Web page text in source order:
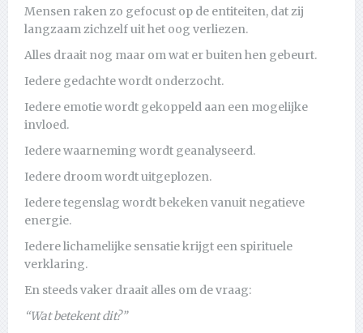
Mensen raken zo gefocust op de entiteiten, dat zij
langzaam zichzelf uit het oog verliezen.
Alles draait nog maar om wat er buiten hen gebeurt.
Iedere gedachte wordt onderzocht.
Iedere emotie wordt gekoppeld aan een mogelijke
invloed.
Iedere waarneming wordt geanalyseerd.
Iedere droom wordt uitgeplozen.
Iedere tegenslag wordt bekeken vanuit negatieve
energie.
Iedere lichamelijke sensatie krijgt een spirituele
verklaring.
En steeds vaker draait alles om de vraag:
“Wat betekent dit?”